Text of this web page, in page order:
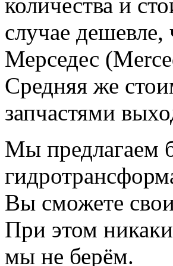
случае
Мерседес
Средняя же
запчастями
Мы предлагаем
Вы сможете
При этом
мы не берём.